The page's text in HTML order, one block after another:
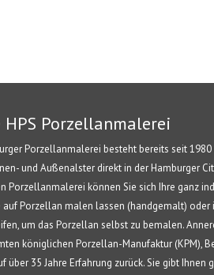
HPS Porzellanmalerei
Porzellanmalerei besteht bereits seit
und Außenalster direkt in der Hamburger
Porzellanmalerei können Sie sich Ihre ganz
auf Porzellan malen lassen (handgemalt) oder
um das Porzellan selbst zu bemalen.
königlichen Porzellan-Manufaktur (KPM),
über 35 Jahre Erfahrung zurück. Sie gibt Ihnen